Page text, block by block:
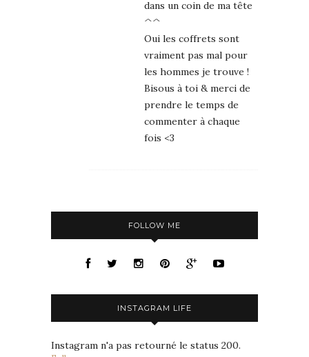
dans un coin de ma tête
^^
Oui les coffrets sont
vraiment pas mal pour
les hommes je trouve !
Bisous à toi & merci de
prendre le temps de
commenter à chaque
fois <3
FOLLOW ME
INSTAGRAM LIFE
Instagram n'a pas retourné le status 200.